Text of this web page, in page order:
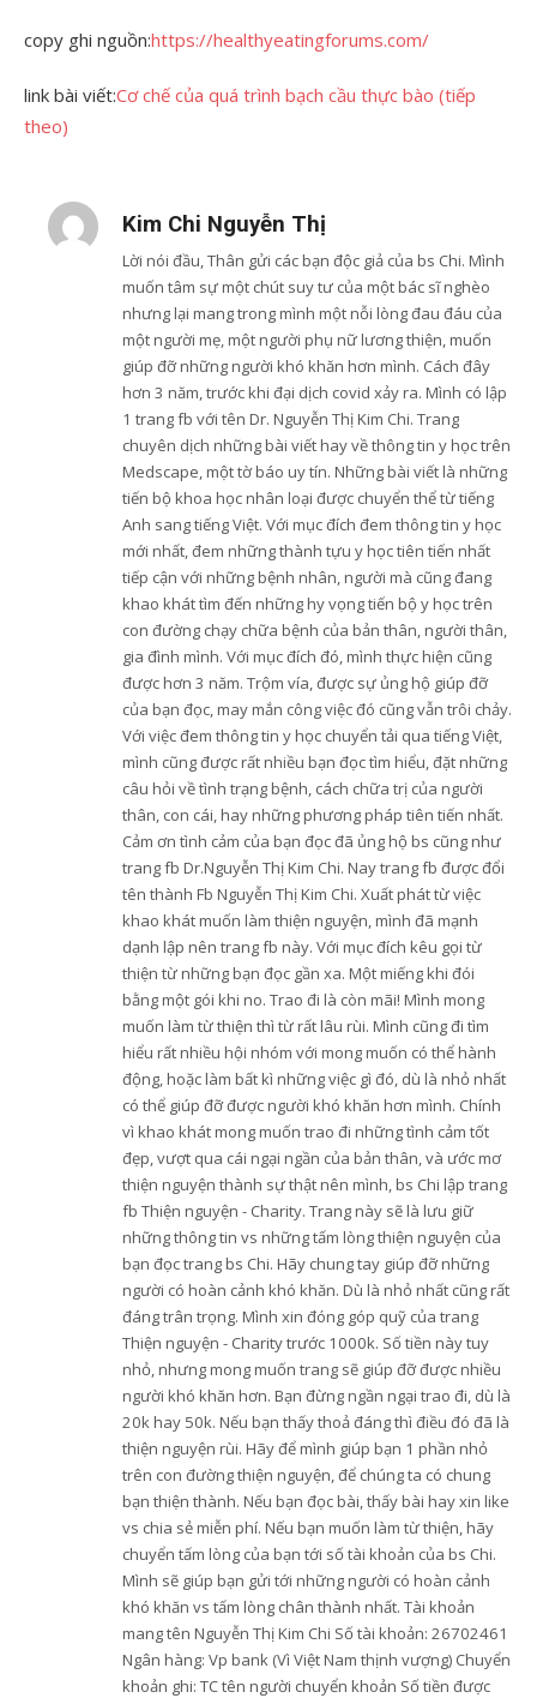
copy ghi nguồn:https://healthyeatingforums.com/
link bài viết:Cơ chế của quá trình bạch cầu thực bào (tiếp
theo)
Kim Chi Nguyễn Thị
Lời nói đầu, Thân gửi các bạn độc giả của bs Chi. Mình
muốn tâm sự một chút suy tư của một bác sĩ nghèo
nhưng lại mang trong mình một nỗi lòng đau đáu của
một người mẹ, một người phụ nữ lương thiện, muốn
giúp đỡ những người khó khăn hơn mình. Cách đây
hơn 3 năm, trước khi đại dịch covid xảy ra. Mình có lập
1 trang fb với tên Dr. Nguyễn Thị Kim Chi. Trang
chuyên dịch những bài viết hay về thông tin y học trên
Medscape, một tờ báo uy tín. Những bài viết là những
tiến bộ khoa học nhân loại được chuyển thể từ tiếng
Anh sang tiếng Việt. Với mục đích đem thông tin y học
mới nhất, đem những thành tựu y học tiên tiến nhất
tiếp cận với những bệnh nhân, người mà cũng đang
khao khát tìm đến những hy vọng tiến bộ y học trên
con đường chạy chữa bệnh của bản thân, người thân,
gia đình mình. Với mục đích đó, mình thực hiện cũng
được hơn 3 năm. Trộm vía, được sự ủng hộ giúp đỡ
của bạn đọc, may mắn công việc đó cũng vẫn trôi chảy.
Với việc đem thông tin y học chuyển tải qua tiếng Việt,
mình cũng được rất nhiều bạn đọc tìm hiểu, đặt những
câu hỏi về tình trạng bệnh, cách chữa trị của người
thân, con cái, hay những phương pháp tiên tiến nhất.
Cảm ơn tình cảm của bạn đọc đã ủng hộ bs cũng như
trang fb Dr.Nguyễn Thị Kim Chi. Nay trang fb được đổi
tên thành Fb Nguyễn Thị Kim Chi. Xuất phát từ việc
khao khát muốn làm thiện nguyện, mình đã mạnh
dạnh lập nên trang fb này. Với mục đích kêu gọi từ
thiện từ những bạn đọc gần xa. Một miếng khi đói
bằng một gói khi no. Trao đi là còn mãi! Mình mong
muốn làm từ thiện thì từ rất lâu rùi. Mình cũng đi tìm
hiểu rất nhiều hội nhóm với mong muốn có thể hành
động, hoặc làm bất kì những việc gì đó, dù là nhỏ nhất
có thể giúp đỡ được người khó khăn hơn mình. Chính
vì khao khát mong muốn trao đi những tình cảm tốt
đẹp, vượt qua cái ngại ngần của bản thân, và ước mơ
thiện nguyện thành sự thật nên mình, bs Chi lập trang
fb Thiện nguyện - Charity. Trang này sẽ là lưu giữ
những thông tin vs những tấm lòng thiện nguyện của
bạn đọc trang bs Chi. Hãy chung tay giúp đỡ những
người có hoàn cảnh khó khăn. Dù là nhỏ nhất cũng rất
đáng trân trọng. Mình xin đóng góp quỹ của trang
Thiện nguyện - Charity trước 1000k. Số tiền này tuy
nhỏ, nhưng mong muốn trang sẽ giúp đỡ được nhiều
người khó khăn hơn. Bạn đừng ngần ngại trao đi, dù là
20k hay 50k. Nếu bạn thấy thoả đáng thì điều đó đã là
thiện nguyện rùi. Hãy để mình giúp bạn 1 phần nhỏ
trên con đường thiện nguyện, để chúng ta có chung
bạn thiện thành. Nếu bạn đọc bài, thấy bài hay xin like
vs chia sẻ miễn phí. Nếu bạn muốn làm từ thiện, hãy
chuyển tấm lòng của bạn tới số tài khoản của bs Chi.
Mình sẽ giúp bạn gửi tới những người có hoàn cảnh
khó khăn vs tấm lòng chân thành nhất. Tài khoản
mang tên Nguyễn Thị Kim Chi Số tài khoản: 26702461
Ngân hàng: Vp bank (Vì Việt Nam thịnh vượng) Chuyển
khoản ghi: TC tên người chuyển khoản Số tiền được